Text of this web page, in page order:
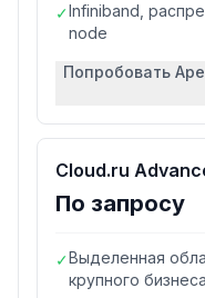
✓Infiniband,
node
Попробовать
Cloud.ru
По запросу
✓Выделенная
крупного бизнеса